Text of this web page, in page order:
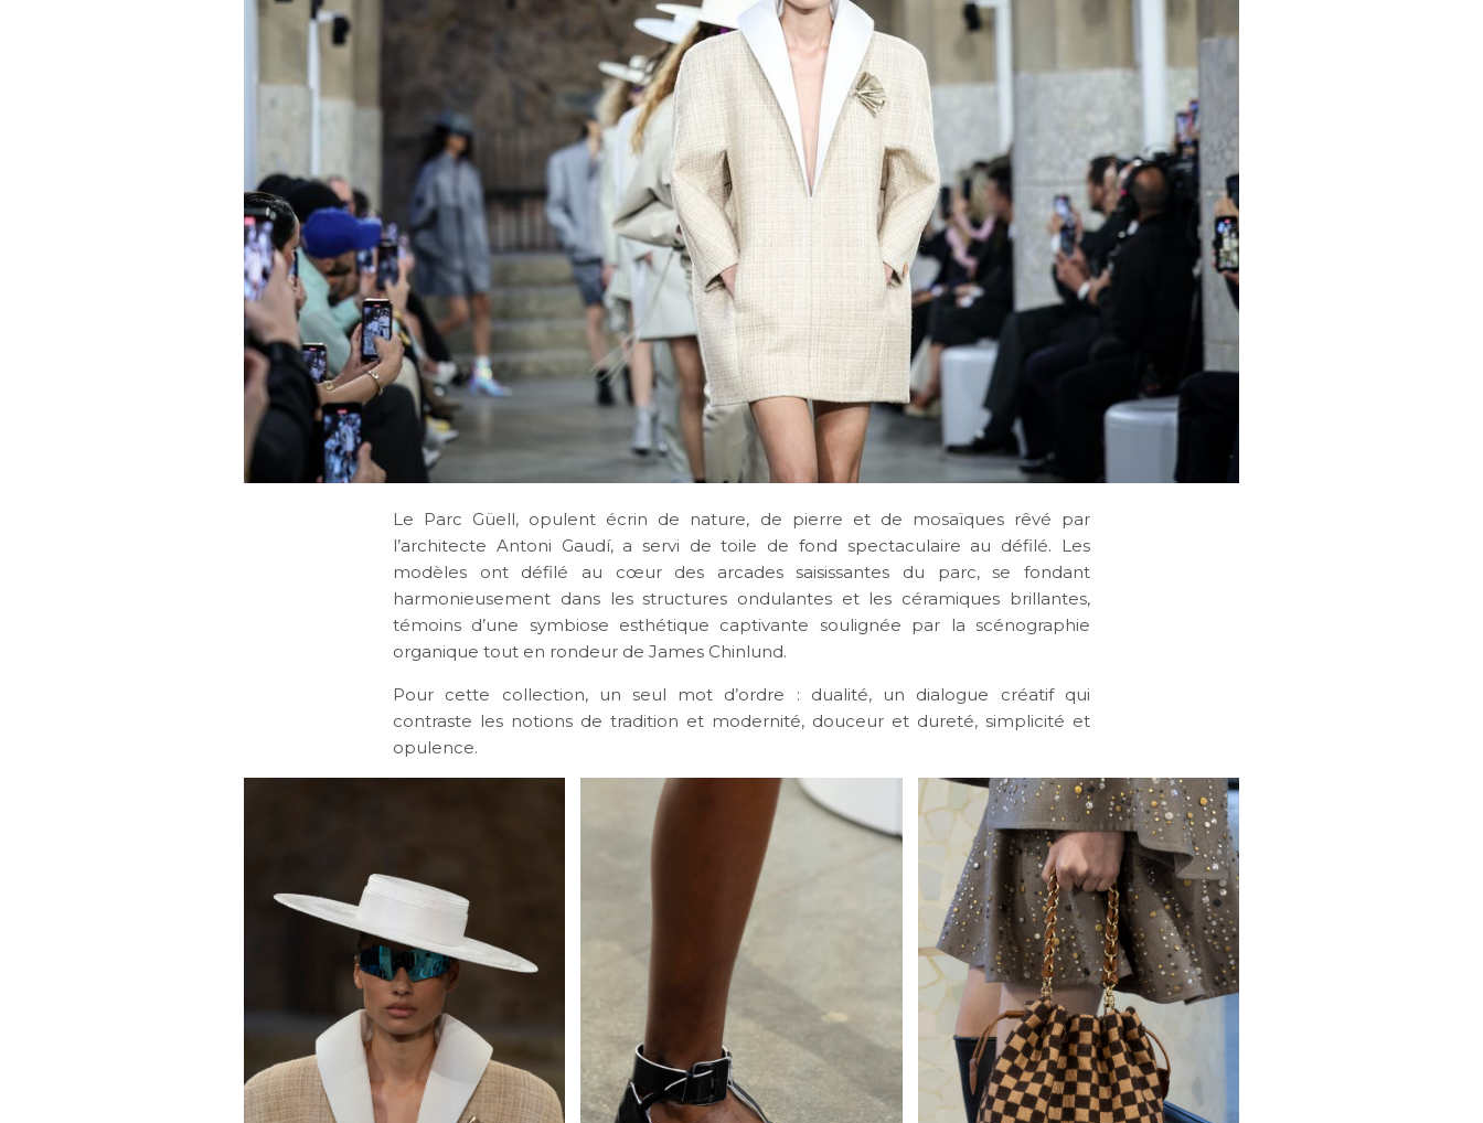
Le Parc Güell, opulent écrin de nature, de pierre et de mosaïques rêvé par
l’architecte Antoni Gaudí, a servi de toile de fond spectaculaire au défilé. Les
modèles ont défilé au cœur des arcades saisissantes du parc, se fondant
harmonieusement dans les structures ondulantes et les céramiques brillantes,
témoins d’une symbiose esthétique captivante soulignée par la scénographie
organique tout en rondeur de James Chinlund.
Pour cette collection, un seul mot d’ordre : dualité, un dialogue créatif qui
contraste les notions de tradition et modernité, douceur et dureté, simplicité et
opulence.